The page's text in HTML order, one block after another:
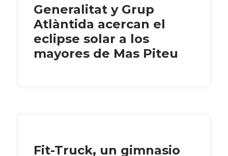
Generalitat y Grup
Atlàntida acercan el
eclipse solar a los
mayores de Mas Piteu
Fit-Truck, un gimnasio